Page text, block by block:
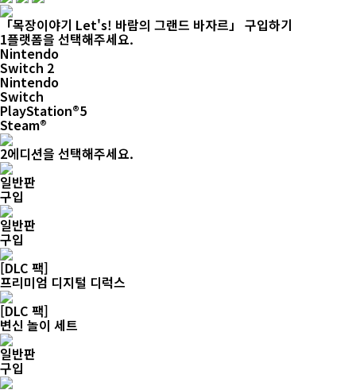
「목장이야기 Let's! 바람의 그랜드 바자르」 구입하기
1플랫폼을 선택해주세요.
Nintendo
Switch 2
Nintendo
Switch
PlayStation®5
Steam®
2에디션을 선택해주세요.
일반판
구입
일반판
구입
[DLC 팩]
프리미엄 디지털 디럭스
[DLC 팩]
변신 놀이 세트
일반판
구입